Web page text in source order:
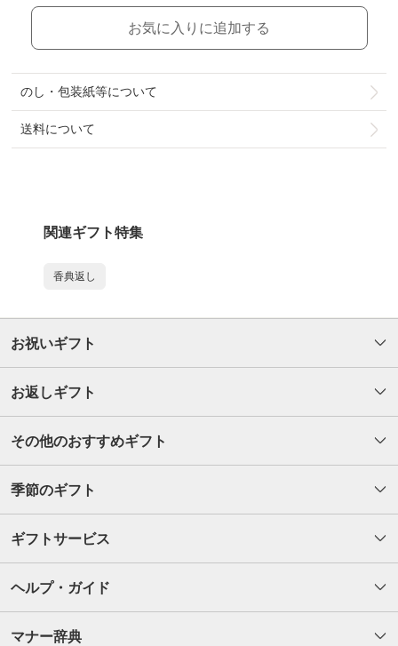
お気に入りに追加する
のし・包装紙等について
送料について
関連ギフト特集
香典返し
お祝いギフト
お返しギフト
その他のおすすめギフト
季節のギフト
ギフトサービス
ヘルプ・ガイド
マナー辞典